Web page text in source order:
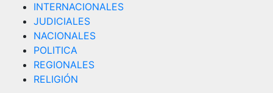
INTERNACIONALES
JUDICIALES
NACIONALES
POLITICA
REGIONALES
RELIGIÓN